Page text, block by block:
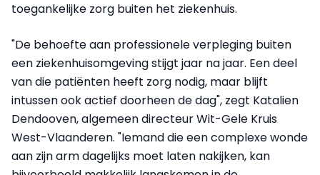
toegankelijke zorg buiten het ziekenhuis.
"De behoefte aan professionele verpleging buiten
een ziekenhuisomgeving stijgt jaar na jaar. Een deel
van die patiënten heeft zorg nodig, maar blijft
intussen ook actief doorheen de dag", zegt Katalien
Dendooven, algemeen directeur Wit-Gele Kruis
West-Vlaanderen. "Iemand die een complexe wonde
aan zijn arm dagelijks moet laten nakijken, kan